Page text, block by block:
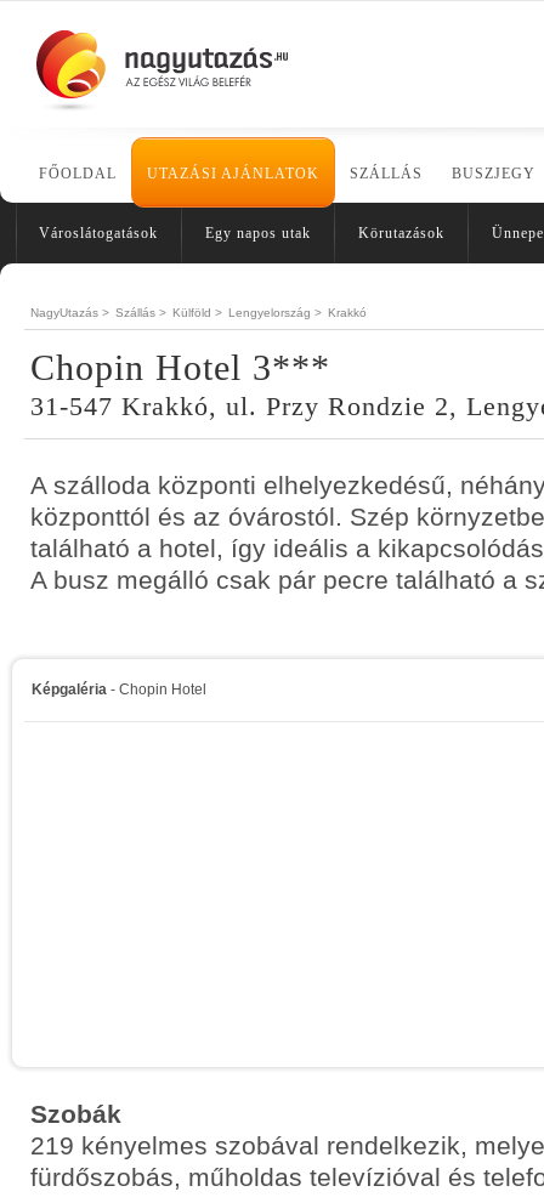
FŐOLDAL UTAZÁSI AJÁNLATOK SZÁLLÁS BUSZJEGY
Városlátogatások Egy napos utak Körutazások
NagyUtazás > Szállás > Külföld > Lengyelország > Krakkó
Chopin Hotel 3***
31-547 Krakkó, ul. Przy Rondzie 2,
A szálloda központi elhelyezkedésű,
központtól és az óvárostól. Szép
található a hotel, így ideális a
A busz megálló csak pár pecre található a
Képgaléria - Chopin Hotel
Szobák
219 kényelmes szobával rendelkezik,
fürdőszobás, műholdas televízióval és